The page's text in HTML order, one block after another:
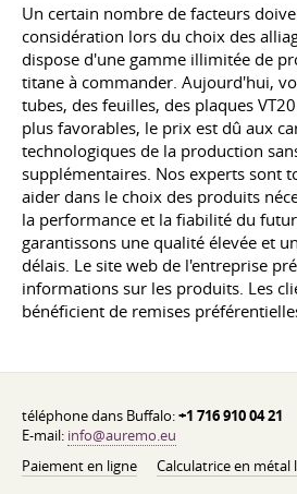
Un certain nombre de facteurs
considération lors du choix des
dispose d'une gamme illimitée de
titane à commander. Aujourd'hui,
tubes, des feuilles, des plaques
plus favorables, le prix est dû aux
technologiques de la production
supplémentaires. Nos experts sont
aider dans le choix des produits
la performance et la fiabilité du
garantissons une qualité élevée et
délais. Le site web de l'entreprise
informations sur les produits. Les
bénéficient de remises
téléphone dans Buffalo:+1 716 910 04 21
E-mail: info@auremo.eu
Paiement en ligne
Calculatrice en métal